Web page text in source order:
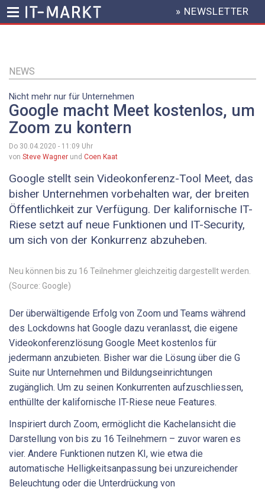
Inhalt
HEADER
MENU
» NEWSLETTER
NEWS
Nicht mehr nur für Unternehmen
Google macht Meet kostenlos, um
Zoom zu kontern
Do 30.04.2020 - 11:09 Uhr
von Steve Wagner und Coen Kaat
Google stellt sein Videokonferenz-Tool Meet, das
bisher Unternehmen vorbehalten war, der breiten
Öffentlichkeit zur Verfügung. Der kalifornische IT-
Riese setzt auf neue Funktionen und IT-Security,
um sich von der Konkurrenz abzuheben.
Neu können bis zu 16 Teilnehmer gleichzeitig dargestellt werden.
(Source: Google)
Der überwältigende Erfolg von Zoom und Teams während
des Lockdowns hat Google dazu veranlasst, die eigene
Videokonferenzlösung Google Meet kostenlos für
jedermann anzubieten. Bisher war die Lösung über die G
Suite nur Unternehmen und Bildungseinrichtungen
zugänglich. Um zu seinen Konkurrenten aufzuschliessen,
enthüllte der kalifornische IT-Riese neue Features.
Inspiriert durch Zoom, ermöglicht die Kachelansicht die
Darstellung von bis zu 16 Teilnehmern – zuvor waren es
vier. Andere Funktionen nutzen KI, wie etwa die
automatische Helligkeitsanpassung bei unzureichender
Beleuchtung oder die Unterdrückung von